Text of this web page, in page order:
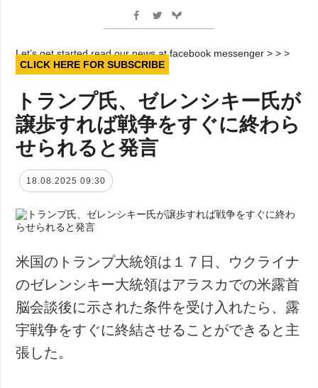
Let’s get started read our news at facebook messenger > > >
CLICK HERE FOR SUBSCRIBE
トランプ氏、ゼレンシキー氏が
譲歩すれば戦争をすぐに終わら
せられると発言
18.08.2025 09:30
米国のトランプ大統領は１７日、ウクライナ
のゼレンシキー大統領はアラスカでの米露首
脳会談後に示された条件を受け入れたら、露
宇戦争をすぐに終結させることができると主
張した。